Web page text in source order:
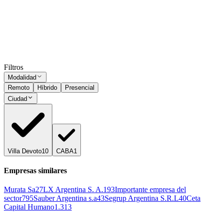
Filtros
Modalidad
Remoto
Híbrido
Presencial
Ciudad
Villa Devoto10 CABA1
Empresas similares
Murata Sa27LX Argentina S. A.193Importante empresa del
sector795Sauber Argentina s.a43Segrup Argentina S.R.L40Ceta
Capital Humano1.313